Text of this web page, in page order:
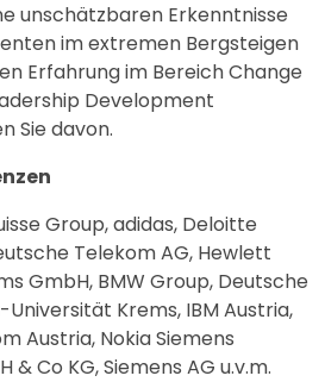
unschätzbaren Erkenntnisse
im extremen Bergsteigen
Erfahrung im Bereich Change
Development
Sie davon.
Group, adidas, Deloitte
Telekom AG, Hewlett
GmbH, BMW Group, Deutsche
Universität Krems, IBM Austria,
Austria, Nokia Siemens
Co KG, Siemens AG u.v.m.